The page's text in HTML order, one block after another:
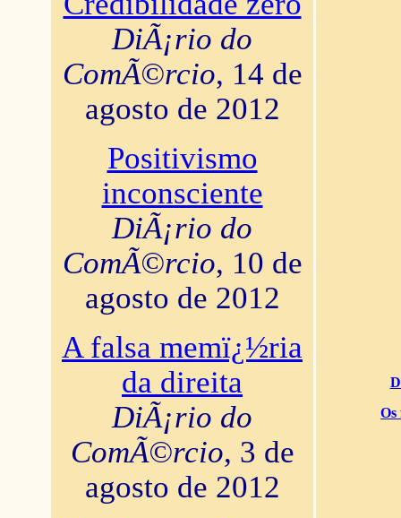
DiÃ¡rio do
ComÃ©rcio, 14 de
agosto de 2012
Positivismo
inconsciente
DiÃ¡rio do
ComÃ©rcio, 10 de
agosto de 2012
A falsa memï¿½ria
da direita
DiÃ¡rio do
ComÃ©rcio, 3 de
agosto de 2012
Os